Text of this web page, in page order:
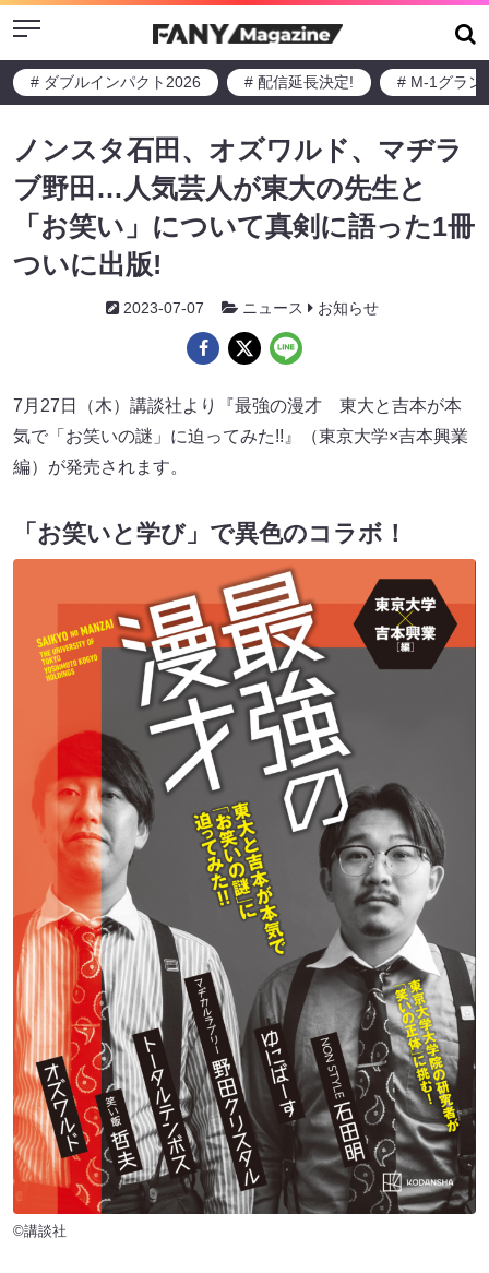
Menu
# ダブルインパクト2026 # 配信延長決定! # M-1グラン
ノンスタ石田、オズワルド、マヂラ
ブ野田…人気芸人が東大の先生と
「お笑い」について真剣に語った1冊
ついに出版!
2023-07-07 ニュース お知らせ
7月27日（木）講談社より『最強の漫才 東大と吉本が本
気で「お笑いの謎」に迫ってみた!!』（東京大学×吉本興業
編）が発売されます。
「お笑いと学び」で異色のコラボ！
©講談社